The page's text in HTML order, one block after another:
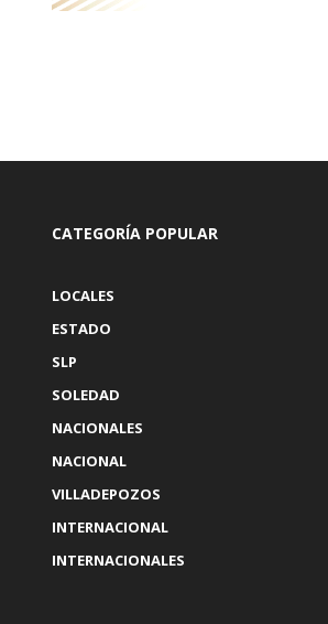
CATEGORÍA POPULAR
LOCALES
ESTADO
SLP
SOLEDAD
NACIONALES
NACIONAL
VILLADEPOZOS
INTERNACIONAL
INTERNACIONALES